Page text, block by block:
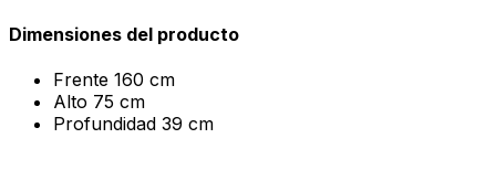
Dimensiones del producto
Frente 160 cm
Alto 75 cm
Profundidad 39 cm